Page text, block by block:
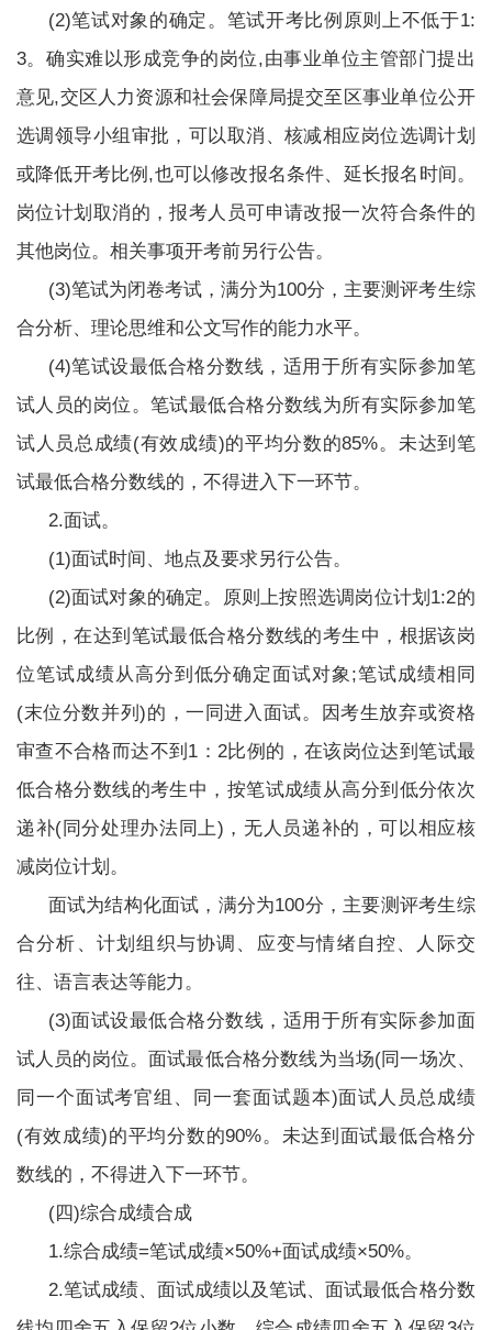
(2)笔试对象的确定。笔试开考比例原则上不低于1:
3。确实难以形成竞争的岗位,由事业单位主管部门提出
意见,交区人力资源和社会保障局提交至区事业单位公开
选调领导小组审批，可以取消、核减相应岗位选调计划
或降低开考比例,也可以修改报名条件、延长报名时间。
岗位计划取消的，报考人员可申请改报一次符合条件的
其他岗位。相关事项开考前另行公告。
(3)笔试为闭卷考试，满分为100分，主要测评考生综
合分析、理论思维和公文写作的能力水平。
(4)笔试设最低合格分数线，适用于所有实际参加笔
试人员的岗位。笔试最低合格分数线为所有实际参加笔
试人员总成绩(有效成绩)的平均分数的85%。未达到笔
试最低合格分数线的，不得进入下一环节。
2.面试。
(1)面试时间、地点及要求另行公告。
(2)面试对象的确定。原则上按照选调岗位计划1:2的
比例，在达到笔试最低合格分数线的考生中，根据该岗
位笔试成绩从高分到低分确定面试对象;笔试成绩相同
(末位分数并列)的，一同进入面试。因考生放弃或资格
审查不合格而达不到1：2比例的，在该岗位达到笔试最
低合格分数线的考生中，按笔试成绩从高分到低分依次
递补(同分处理办法同上)，无人员递补的，可以相应核
减岗位计划。
面试为结构化面试，满分为100分，主要测评考生综
合分析、计划组织与协调、应变与情绪自控、人际交
往、语言表达等能力。
(3)面试设最低合格分数线，适用于所有实际参加面
试人员的岗位。面试最低合格分数线为当场(同一场次、
同一个面试考官组、同一套面试题本)面试人员总成绩
(有效成绩)的平均分数的90%。未达到面试最低合格分
数线的，不得进入下一环节。
(四)综合成绩合成
1.综合成绩=笔试成绩×50%+面试成绩×50%。
2.笔试成绩、面试成绩以及笔试、面试最低合格分数